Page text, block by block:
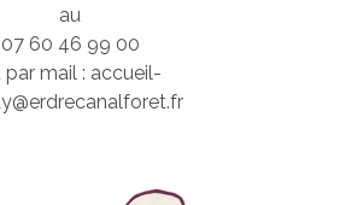
au
07 60 46 99 00
par mail : accueil-